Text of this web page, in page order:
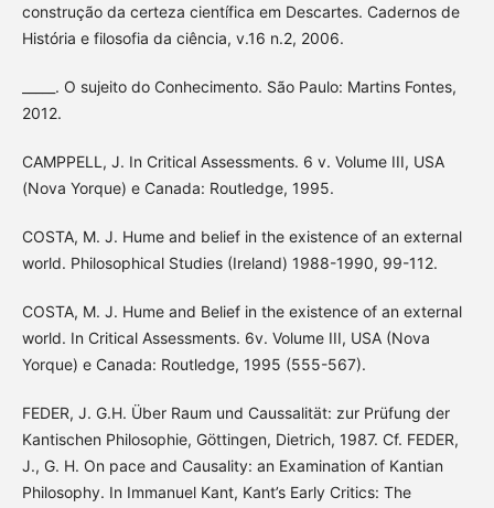
construção da certeza científica em Descartes. Cadernos de
História e filosofia da ciência, v.16 n.2, 2006.
_____. O sujeito do Conhecimento. São Paulo: Martins Fontes,
2012.
CAMPPELL, J. In Critical Assessments. 6 v. Volume III, USA
(Nova Yorque) e Canada: Routledge, 1995.
COSTA, M. J. Hume and belief in the existence of an external
world. Philosophical Studies (Ireland) 1988-1990, 99-112.
COSTA, M. J. Hume and Belief in the existence of an external
world. In Critical Assessments. 6v. Volume III, USA (Nova
Yorque) e Canada: Routledge, 1995 (555-567).
FEDER, J. G.H. Über Raum und Caussalität: zur Prüfung der
Kantischen Philosophie, Göttingen, Dietrich, 1987. Cf. FEDER,
J., G. H. On pace and Causality: an Examination of Kantian
Philosophy. In Immanuel Kant, Kant’s Early Critics: The